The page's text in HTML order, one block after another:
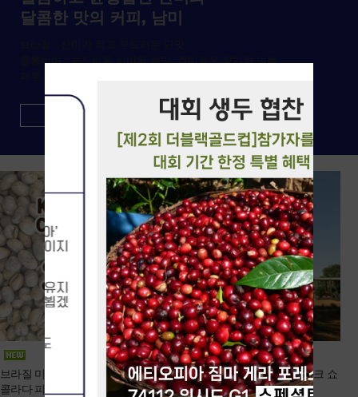
달콤한 맛의 커피, 남미
브라질 미나스제라이스 코로코로 초
콜라다 피베리 옐로우버번 내추럴
25/26 브라질 NY2 SC16up FC 다크 쇼
콜라타 내추럴